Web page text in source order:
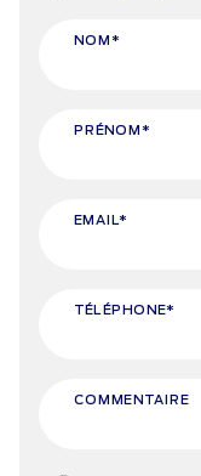
NOM*
PRÉNOM*
EMAIL*
TÉLÉPHONE*
COMMENTAIRE